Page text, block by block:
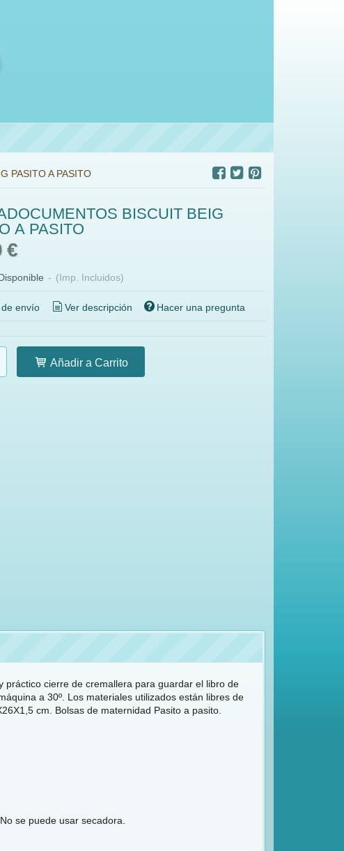
PASITO A PASITO
BISCUIT BEIG
A PASITO
€
- (Imp. Incluidos)
envío Ver descripción Hacer una pregunta
Añadir a Carrito
práctico cierre de cremallera para guardar el libro de
a 30º. Los materiales utilizados están libres de
cm. Bolsas de maternidad Pasito a pasito.
se puede usar secadora.